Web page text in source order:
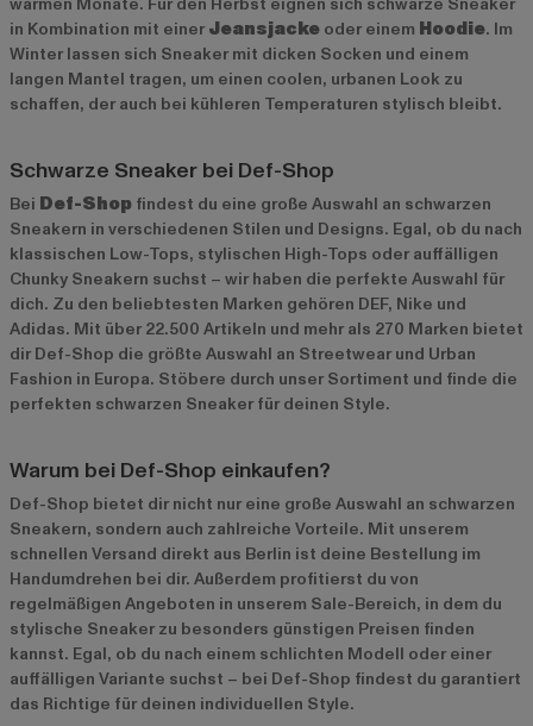
in Kombination mit einer Jeansjacke oder einem Hoodie. Im
Winter lassen sich Sneaker mit dicken Socken und einem
langen Mantel tragen, um einen coolen, urbanen Look zu
schaffen, der auch bei kühleren Temperaturen stylisch bleibt.
Schwarze Sneaker bei Def-Shop
Bei Def-Shop findest du eine große Auswahl an schwarzen
Sneakern in verschiedenen Stilen und Designs. Egal, ob du nach
klassischen Low-Tops, stylischen High-Tops oder auffälligen
Chunky Sneakern suchst – wir haben die perfekte Auswahl für
dich. Zu den beliebtesten Marken gehören DEF, Nike und
Adidas. Mit über 22.500 Artikeln und mehr als 270 Marken bietet
dir Def-Shop die größte Auswahl an Streetwear und Urban
Fashion in Europa. Stöbere durch unser Sortiment und finde die
perfekten schwarzen Sneaker für deinen Style.
Warum bei Def-Shop einkaufen?
Def-Shop bietet dir nicht nur eine große Auswahl an schwarzen
Sneakern, sondern auch zahlreiche Vorteile. Mit unserem
schnellen Versand direkt aus Berlin ist deine Bestellung im
Handumdrehen bei dir. Außerdem profitierst du von
regelmäßigen Angeboten in unserem Sale-Bereich, in dem du
stylische Sneaker zu besonders günstigen Preisen finden
kannst. Egal, ob du nach einem schlichten Modell oder einer
auffälligen Variante suchst – bei Def-Shop findest du garantiert
das Richtige für deinen individuellen Style.